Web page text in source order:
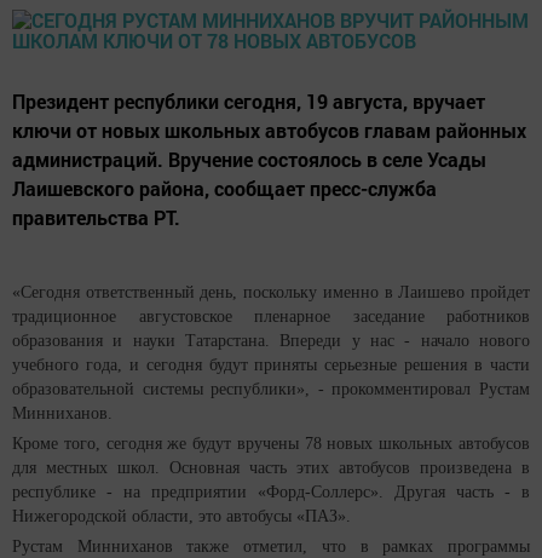
Президент республики сегодня, 19 августа, вручает
ключи от новых школьных автобусов главам районных
администраций. Вручение состоялось в селе Усады
Лаишевского района, сообщает пресс-служба
правительства РТ.
«Сегодня ответственный день, поскольку именно в Лаишево пройдет
традиционное августовское пленарное заседание работников
образования и науки Татарстана. Впереди у нас - начало нового
учебного года, и сегодня будут приняты серьезные решения в части
образовательной системы республики», - прокомментировал Рустам
Минниханов.
Кроме того, сегодня же будут вручены 78 новых школьных автобусов
для местных школ. Основная часть этих автобусов произведена в
республике - на предприятии «Форд-Соллерс». Другая часть - в
Нижегородской области, это автобусы «ПАЗ».
Рустам Минниханов также отметил, что в рамках программы